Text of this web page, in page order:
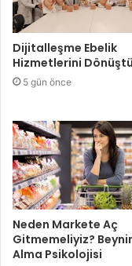
Dijitalleşme Ebelik
Hizmetlerini
5 gün önce
Neden Markete Aç
Gitmemeliyiz?
Alma Psikolojisi